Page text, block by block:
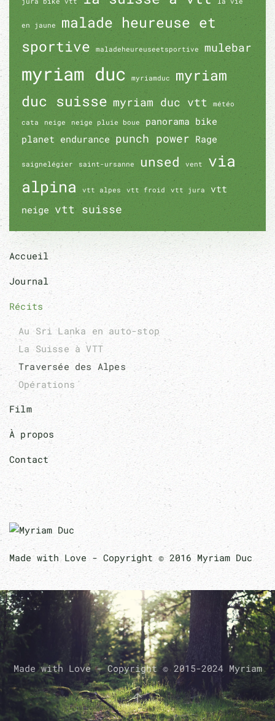
en jaune
malade heureuse et
sportive
maladeheureuseetsportive mulebar
myriam duc myriamduc
myriam
duc suisse myriam duc vtt météo
cata neige neige pluie boue
panorama bike
planet endurance punch power Rage
saignelégier saint-ursanne unsed vent
via
alpina
vtt alpes vtt froid vtt jura
vtt
neige vtt suisse
Accueil
Journal
Récits
Au Sri Lanka en auto-stop
La Suisse à VTT
Traversée des Alpes
Opérations
Film
À propos
Contact
Made with Love - Copyright © 2016 Myriam Duc
Made with Love - Copyright © 2015-2024 Myriam